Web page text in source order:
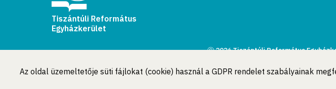
Az oldal üzemeltetője süti fájlokat (cookie) használ a GDPR rendelet szabályainak
Tiszántúli Református
Egyházkerület
Ⓒ 2026 Tiszántúli Református